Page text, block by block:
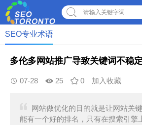
请输入关键字词
SEO专业术语
多伦多网站推广导致关键词不稳
07-28 25 0 加入收藏
网站做优化的目的就是让网站关
能有一个好的排名，只有在搜索引擎